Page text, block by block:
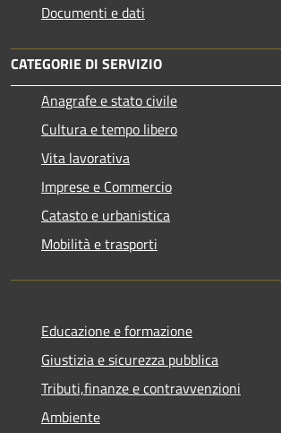
Documenti e dati
CATEGORIE DI SERVIZIO
Anagrafe e stato civile
Cultura e tempo libero
Vita lavorativa
Imprese e Commercio
Catasto e urbanistica
Mobilità e trasporti
Educazione e formazione
Giustizia e sicurezza pubblica
Tributi,finanze e contravvenzioni
Ambiente